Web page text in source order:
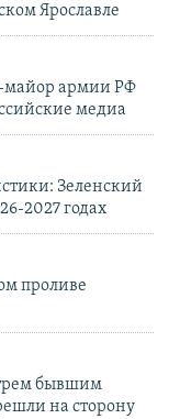
Ярославле
майор армии РФ
медиа
Зеленский
2027 годах
проливе
бывшим
на сторону